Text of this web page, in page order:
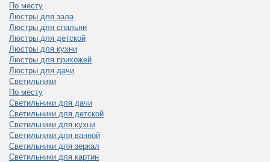
По месту
Люстры для зала
Люстры для спальни
Люстры для детской
Люстры для кухни
Люстры для прихожей
Люстры для дачи
Светильники
По месту
Светильники для дачи
Светильники для детской
Светильники для кухни
Светильники для ванной
Светильники для зеркал
Светильники для картин